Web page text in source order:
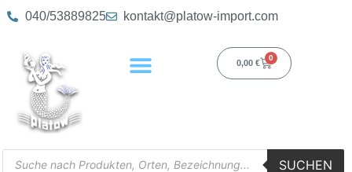
040/53889825 kontakt@platow-import.com
0,00 €
0
SUCHEN